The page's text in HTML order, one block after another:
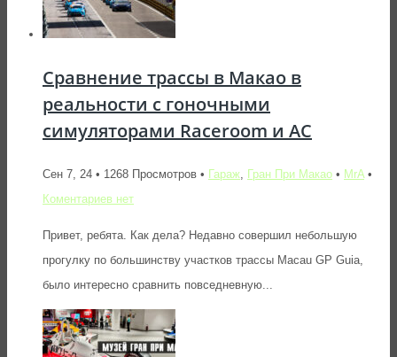
Сравнение трассы в Макао в
реальности с гоночными
симуляторами Raceroom и AC
Сен 7, 24 • 1268 Просмотров • Гараж Гран При Макао • MrA •
Коментариев нет
Привет, ребята. Как дела? Недавно совершил небольшую
прогулку по большинству участков трассы Macau GP Guia,
было интересно сравнить повседневную...